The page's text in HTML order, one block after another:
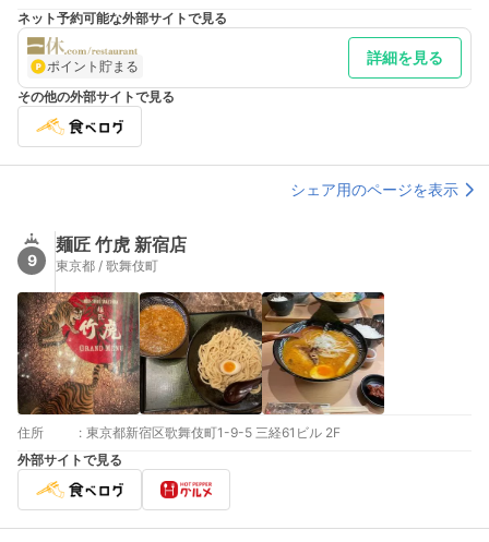
23:00（L.O.22:00） 【土】 11:00～23:00（L.O.22:00） 【日
祝】 11:00～22:00（L.O.21:00） ※繁忙期は通し営業を行う場合
がございます。 詳しくは店舗へお問い合わせください。
ネット予約可能な外部サイトで見る
ポイント貯まる 詳細を見る
その他の外部サイトで見る
シェア用のページを表示
9
麺匠 竹虎 新宿店
東京都 / 歌舞伎町
住所 : 東京都新宿区歌舞伎町1-9-5 三経61ビル 2F
外部サイトで見る